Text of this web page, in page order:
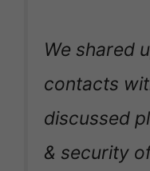
We shared
contacts
discussed
& security